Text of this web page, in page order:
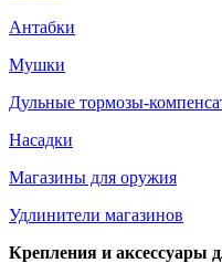
Антабки
Мушки
Дульные тормозы-
Насадки
Магазины для оружия
Удлинители магазинов
Крепления и аксессуары